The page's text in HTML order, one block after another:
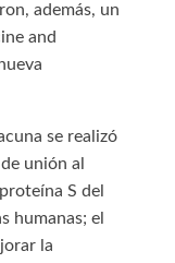
además, un
and
se realizó
unión al
S del
humanas; el
la